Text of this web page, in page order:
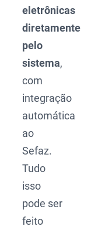
eletrônicas
diretamente
pelo
sistema,
com
integração
automática
ao
Sefaz.
Tudo
isso
pode ser
feito